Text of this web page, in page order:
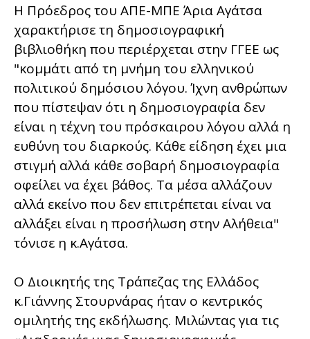
Η Πρόεδρος του ΑΠΕ-ΜΠΕ Άρια Αγάτσα
χαρακτήρισε τη δημοσιογραφική
βιβλιοθήκη που περιέρχεται στην ΓΓΕΕ ως
"κομμάτι από τη μνήμη του ελληνικού
πολιτικού δημόσιου λόγου. Ίχνη ανθρώπων
που πίστεψαν ότι η δημοσιογραφία δεν
είναι η τέχνη του πρόσκαιρου λόγου αλλά η
ευθύνη του διαρκούς. Κάθε είδηση έχει μια
στιγμή αλλά κάθε σοβαρή δημοσιογραφία
οφείλει να έχει βάθος. Τα μέσα αλλάζουν
αλλά εκείνο που δεν επιτρέπεται είναι να
αλλάξει είναι η προσήλωση στην Αλήθεια"
τόνισε η κ.Αγάτσα.
Ο Διοικητής της Τράπεζας της Ελλάδος
κ.Γιάννης Στουρνάρας ήταν ο κεντρικός
ομιλητής της εκδήλωσης. Μιλώντας για τις